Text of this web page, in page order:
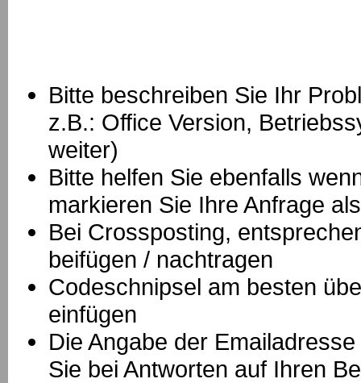
Bitte beschreiben Sie Ihr
z.B.: Office Version,
weiter)
Bitte helfen Sie ebenfalls
markieren Sie Ihre Anfrage
Bei Crossposting,
beifügen / nachtragen
Codeschnipsel am besten
einfügen
Die Angabe der
Sie bei Antworten auf Ihren